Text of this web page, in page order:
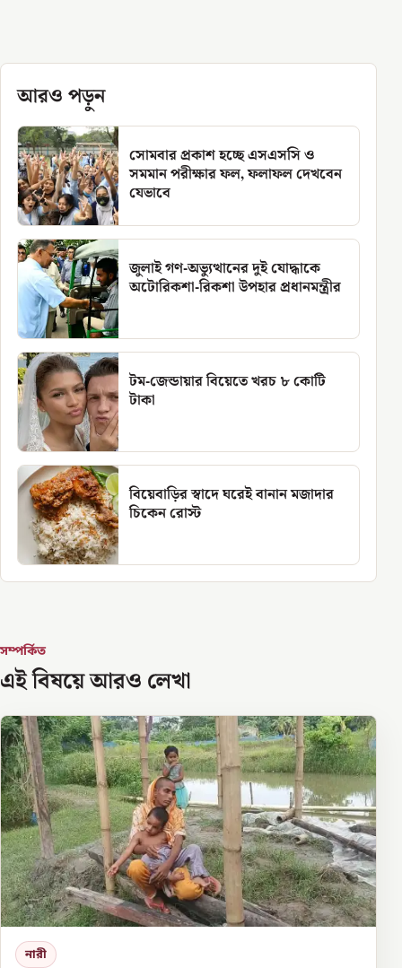
আরও পড়ুন
সোমবার প্রকাশ হচ্ছে এসএসসি ও
সমমান পরীক্ষার ফল, ফলাফল দেখবেন
যেভাবে
জুলাই গণ-অভ্যুত্থানের দুই যোদ্ধাকে
অটোরিকশা-রিকশা উপহার প্রধানমন্ত্রীর
টম-জেন্ডায়ার বিয়েতে খরচ ৮ কোটি
টাকা
বিয়েবাড়ির স্বাদে ঘরেই বানান মজাদার
চিকেন রোস্ট
সম্পর্কিত
এই বিষয়ে আরও লেখা
নারী